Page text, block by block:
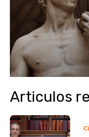
Articulos